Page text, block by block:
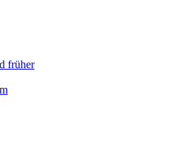
früher